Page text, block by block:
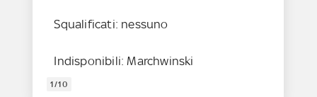
Squalificati: nessuno
Indisponibili: Marchwinski
1/10